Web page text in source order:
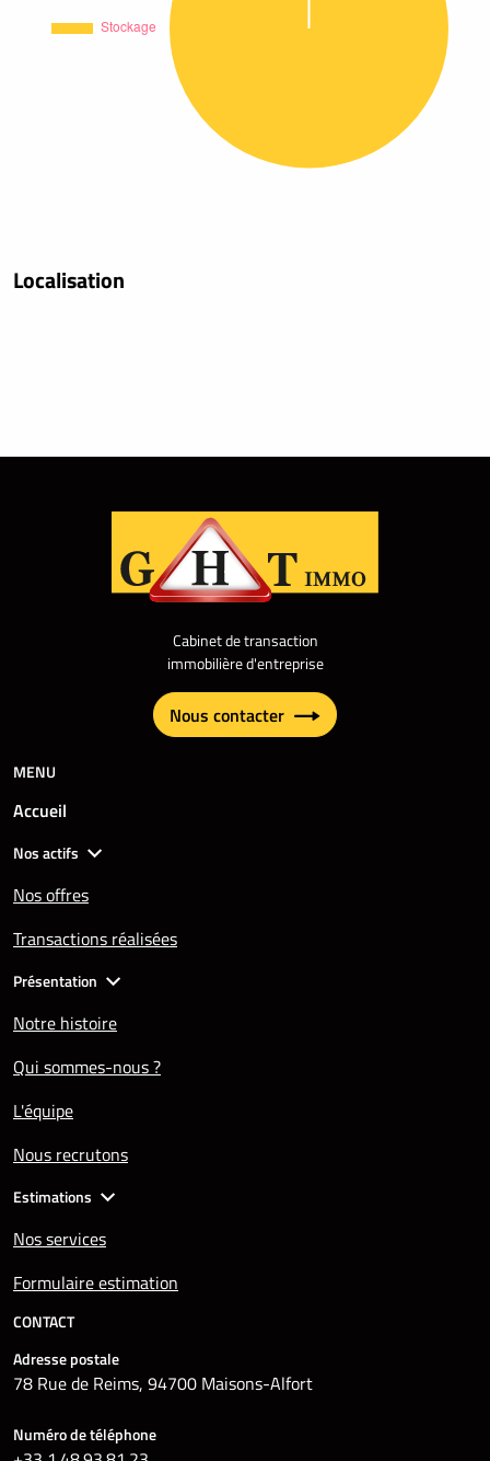
Localisation
Cabinet de transaction
immobilière d'entreprise
Nous contacter
MENU
Accueil
Nos actifs
Nos offres
Transactions réalisées
Présentation
Notre histoire
Qui sommes-nous ?
L'équipe
Nous recrutons
Estimations
Nos services
Formulaire estimation
CONTACT
Adresse postale
78 Rue de Reims, 94700 Maisons-Alfort
Numéro de téléphone